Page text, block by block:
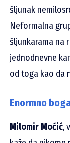
šljunak
Neformalna
šljunkarama na
jednodnevne
od toga kao da
Enormno
Milomir Moćić,